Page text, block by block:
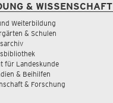
& WISSENSCHAFT
Weiterbildung
& Schulen
für Landeskunde
& Beihilfen
& Forschung